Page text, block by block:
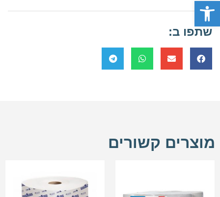
פתח סרגל נגישות
שתפו ב:
מוצרים קשורים